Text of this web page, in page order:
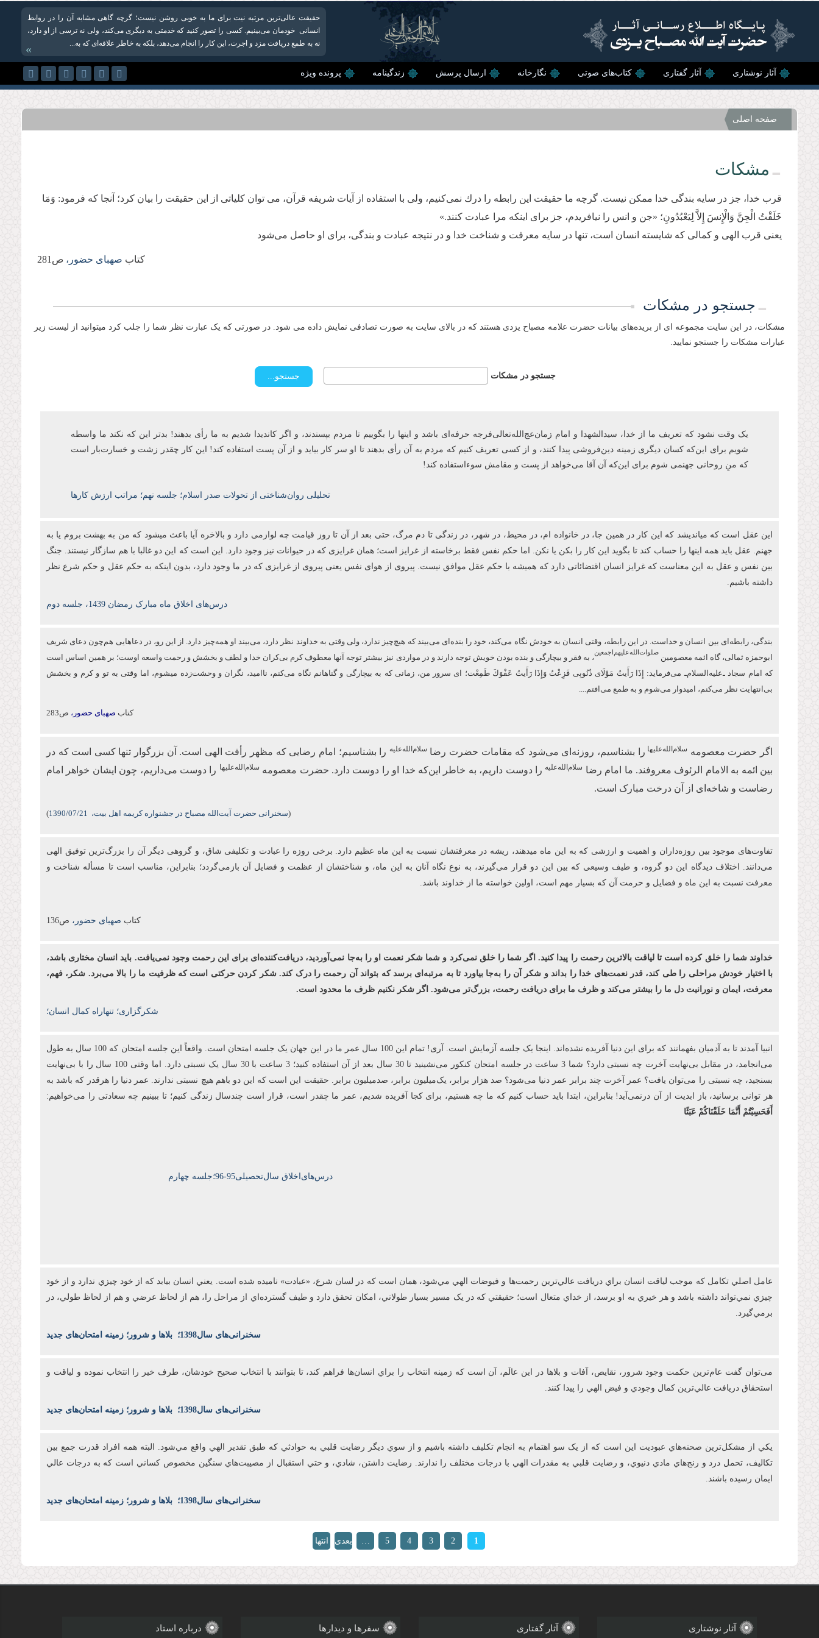
حقیقت عالی‌ترین مرتبه نیت برای ما به خوبی روشن نیست؛ گرچه گاهی مشابه آن را در روابط
انسانی خودمان می‌بینیم. كسی را تصور كنید كه خدمتی به دیگری می‌كند، ولی نه ترسی از او دارد،
نه به طمع دریافت مزد و اجرت، این كار را انجام می‌دهد، بلكه به خاطر علاقه‌ای كه به...
»
آثار نوشتاری آثار گفتاری کتاب‌های صوتی نگارخانه ارسال پرسش زندگینامه پرونده ویژه
صفحه اصلی
مشکات
قرب خدا، جز در سایه بندگی خدا ممکن نیست. گرچه ما حقیقت این رابطه را درك نمی‌كنیم، ولی با استفاده از آیات شریفه قرآن، می توان کلیاتی از این حقیقت را بیان کرد؛ آنجا که فرمود: وَمَا
خَلَقْتُ الْجِنَّ وَالْإِنسَ إِلاَّ لِیَعْبُدُونِ؛ «جن و انس را نیافریدم، جز برای اینکه مرا عبادت کنند.»
یعنی قرب الهی و كمالی كه شایسته انسان است، تنها در سایه معرفت و شناخت خدا و در نتیجه عبادت و بندگی، برای او حاصل می‌شود
کتاب صهبای حضور، ص281
جستجو در مشکات
مشکات، در این سایت مجموعه ای از بریده‌های بیانات حضرت علامه مصباح یزدی هستند که در بالای سایت به صورت تصادفی نمایش داده می شود. در صورتی که یک عبارت نظر شما را جلب کرد میتوانید از لیست زیر
عبارات مشکات را جستجو نمایید.
جستجو در مشکات
یک وقت نشود که تعریف ما از خدا، سیدالشهدا و امام زمان‌عج‌الله‌تعالی‌فرجه حرفه‌ای باشد و این­ها را بگوییم تا مردم بپسندند، و اگر کاندیدا شدیم به ما رأی بدهند! بدتر این که نکند ما واسطه
شویم برای این‌که کسان دیگری زمینه دین‌فروشی پیدا کنند، و از کسی تعریف کنیم که مردم به آن رأی ‌بدهند تا او سر کار بیاید و از آن پست‌ استفاده کند! این کار چقدر زشت و خسارتبار است
که منِ روحانی جهنمی شوم برای اینکه آن آقا می‌خواهد از پست و مقامش سوءاستفاده کند!
تحلیلی روان‌شناختی از تحولات صدر اسلام؛ جلسه نهم؛ مراتب ارزش کارها
این عقل است که میاندیشد که این کار در همین جا، در خانواده ام، در محیط، در شهر، در زندگی تا دم مرگ، حتی بعد از آن تا روز قیامت چه لوازمی دارد و بالاخره آیا باعث میشود که من به بهشت بروم یا به
جهنم. عقل باید همه اینها را حساب کند تا بگوید این کار را بکن یا نکن. اما حکم نفس فقط برخاسته از غرایز است؛ همان غرایزی که در حیوانات نیز وجود دارد. این است که این دو غالبا با هم سازگار نیستند. جنگ
بین نفس و عقل به این معناست که غرایز انسان اقتضائاتی دارد که همیشه با حکم عقل موافق نیست. پیروی از هوای نفس یعنی پیروی از غرایزی که در ما وجود دارد، بدون اینکه به حکم عقل و حکم شرع نظر
داشته باشیم.
درس‌های اخلاق ماه مبارک رمضان 1439، جلسه دوم
بندگی، رابطه‌ای بین انسان و خداست. در این رابطه، وقتی انسان به خودش نگاه می‌کند، خود را بنده‌ای می‌بیند که هیچ‌چیز ندارد، ولی وقتی به خداوند نظر دارد، می‌بیند او همه‌چیز دارد. از این‌ رو، در دعاهایی هم‌چون دعای شریف
ابو‌حمزه ثمالی، گاه ائمه معصومین
صلوات‌‌الله‌‌عليهم‌‌اجمعين
، به فقر و بیچارگی و بنده بودن خویش توجه دارند و در مواردی نیز بیشتر توجه آنها معطوف كرم بی‌کران خدا و لطف و بخشش و رحمت واسعه اوست؛ بر همین اساس است
كه امام سجاد ـ‌علیه‌السلام‌ـ می‌فرماید: إِذَا رَأَیتُ مَوْلَای ذُنُوبِی فَزِعْتُ وَإِذَا رَأَیتُ عَفْوَكَ طَمِعْت؛ ای سرور من، زمانی که به بیچارگی و گناهانم نگاه می‌کنم، ناامید، نگران و وحشت‌زده می‏شوم، اما وقتی به تو و كرم و بخشش
بی‌انتهایت نظر می‌کنم، امیدوار ‏می‌شوم و به طمع می‌افتم....
کتاب صهبای حضور، ص283
اگر حضرت معصومه سلام‌الله‌علیها را بشناسیم، روزنه‌ای می‌شود که مقامات حضرت رضا سلام‌الله‌علیه را بشناسیم؛ امام رضایی که مظهر رأفت الهی است. آن بزرگوار تنها کسی است که در
بین ائمه به الامام الرئوف معروفند. ما امام رضا سلام‌الله‌علیه را دوست داریم، به خاطر این‌که خدا او را دوست دارد. حضرت معصومه سلام‌الله‌علیها را دوست می‌داریم، چون ایشان خواهر امام
رضاست و شاخه‌ای از آن درخت مبارک است.
(سخنرانی حضرت آیت‌الله مصباح در جشنواره کریمه اهل بیت، 1390/07/21
)
تفاوت‌های موجود بین روزه‌‏داران و اهمیت و ارزشی كه به این ماه می‏دهند، ریشه در معرفتشان نسبت به این ماه عظیم دارد. برخی روزه را عبادت و تكلیفی شاق، و گروهی دیگر آن را بزرگ‌ترین توفیق الهی
می‌دانند. اختلاف دیدگاه این دو گروه، و طیف وسیعی که بین این دو قرار می‌گیرند، به نوع نگاه آنان به این ماه، و شناختشان از عظمت و فضایل آن بازمی‌گردد؛ بنابراین، مناسب است تا مسأله شناخت و
معرفت نسبت به این ماه و فضایل و حرمت آن که بسیار مهم است، اولین خواسته ما از خداوند باشد.
کتاب صهبای حضور، ص136
خداوند شما را خلق کرده ‌است تا لیاقت بالاترین رحمت را پیدا کنید. اگر شما را خلق نمی‌کرد و شما شکر نعمت او را به‌جا نمی‌آوردید، دریافت‌کننده‌ای برای این رحمت وجود نمی‌یافت. باید انسان مختاری باشد،
با اختیار خودش مراحلی را طی کند، قدر نعمت‌های خدا را بداند و شکر آن را به‌جا بیاورد تا به مرتبه‌ای برسد که بتواند آن رحمت را درک کند. شکر کردن حرکتی است که ظرفیت ما را بالا می‌برد. شکر، فهم،
معرفت، ایمان و نورانیت دل ما را بیشتر می‌کند و ظرف ما برای دریافت رحمت، بزرگ‌تر می‌شود. اگر شکر نکنیم ظرف ما محدود است.
شکرگزاری؛ تنهاراه کمال انسان؛
انبیا آمدند تا به آدمیان بفهمانند که برای این دنیا آفریده نشده‌اند. اینجا یک جلسه آزمایش است. آری! تمام این 100 سال عمر ما در این جهان یک جلسه امتحان است. واقعاً این جلسه امتحان که 100 سال به طول
می‌انجامد، در مقابل بی‌نهایت آخرت چه نسبتی دارد؟ شما 3 ساعت در جلسه امتحان کنکور می‌نشینید تا 30 سال بعد از آن استفاده کنید؛ 3 ساعت با 30 سال یک نسبتی دارد. اما وقتی 100 سال را با بی‌نهایت
بسنجید، چه نسبتی را می‌توان یافت؟ عمر آخرت چند برابر عمر دنیا می‌شود؟ صد هزار برابر، یک‌میلیون برابر، صدمیلیون برابر. حقیقت این است که این دو باهم هیچ نسبتی ندارند. عمر دنیا را هرقدر که باشد به
هر توانی برسانید، باز ابدیت از آن درنمی‌آید! بنابراین، ابتدا باید حساب کنیم که ما چه هستیم، برای کجا آفریده شدیم، عمر ما چقدر است، قرار است چندسال زندگی کنیم؛ تا ببینیم چه سعادتی را می‌خواهیم:
أَفَحَسِبْتُمْ أَنَّمَا خَلَقْنَاكُمْ عَبَثًا
درس‌های‌اخلاق سال‌تحصیلی‌95-96؛جلسه چهارم
عامل اصلي تکامل که موجب لياقت انسان براي دريافت عالي‌ترين رحمت‌ها و فيوضات الهي مي‌شود، همان است که در لسان شرع، «عبادت» ناميده شده است. يعني انسان بيابد که از خود چيزي ندارد و از خود
چيزي نمي‌تواند داشته باشد و هر خيري به او برسد، از خداي متعال است؛ حقيقتي که در يک مسير بسيار طولاني، امکان تحقق دارد و طيف گسترده‌اي از مراحل را، هم از لحاظ عرضي و هم از لحاظ طولي، در
برمي‌گيرد.
سخنرانی‌های سال1398 ؛ بلاها و شرور؛ زمینه امتحان‌های جدید
می‌توان گفت عام‌ترين حکمت وجود شرور، نقايص، آفات و بلاها در اين عالَم، آن است که زمينه انتخاب را براي انسان‌ها فراهم کند، تا بتوانند با انتخاب صحيح خودشان، طرف خير را انتخاب نموده و لياقت و
استحقاق دريافت عالي‌ترين کمال وجودي و فيض الهي را پيدا کنند.
سخنرانی‌های سال1398 ؛ بلاها و شرور؛ زمینه امتحان‌های جدید
يکي از مشکل‌ترين صحنه‌هاي عبوديت این است که از يک سو اهتمام به انجام تکليف داشته باشيم و از سوي ديگر رضايت قلبي به حوادثي که طبق تقدير الهي واقع مي‌شود. البته همه افراد قدرت جمع بين
تکاليف، تحمل درد و رنج‌هاي مادي دنيوي، و رضايت قلبي به مقدرات الهي با درجات مختلف را ندارند. رضايت‌ داشتن، شادي، و حتي استقبال از مصيبت‌هاي سنگين مخصوص کساني است که به درجات عالي
ايمان رسيده باشند.
سخنرانی‌های سال1398 ؛ بلاها و شرور؛ زمینه امتحان‌های جدید
1
2
3
4
5
…
بعدی
انتها
آثار نوشتاری آثار گفتاری سفرها و دیدارها درباره استاد